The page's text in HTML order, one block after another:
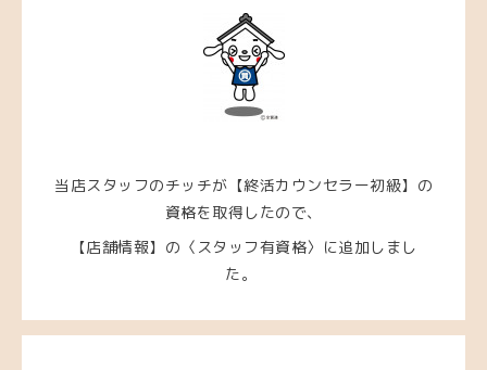
当店スタッフのチッチが【終活カウンセラー初級】の
資格を取得したので、
【店舗情報】の〈スタッフ有資格〉に追加しまし
た。